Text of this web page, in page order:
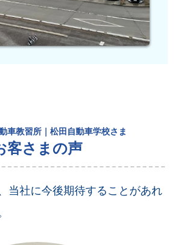
車教習所｜松田自動車学校さま
客さまの声
当社に今後期待することがあれ